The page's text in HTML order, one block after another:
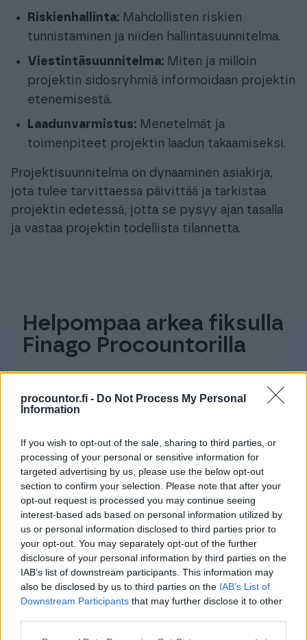
procountor.fi - Do Not Process My Personal
Information
If you wish to opt-out of the sale, sharing to third parties, or
processing of your personal or sensitive information for
targeted advertising by us, please use the below opt-out
section to confirm your selection. Please note that after your
opt-out request is processed you may continue seeing
interest-based ads based on personal information utilized by
us or personal information disclosed to third parties prior to
your opt-out. You may separately opt-out of the further
disclosure of your personal information by third parties on the
IAB’s list of downstream participants. This information may
also be disclosed by us to third parties on the IAB’s List of
Downstream Participants that may further disclose it to other
Riskienhallinta: Mahdollisten riskien
tunnistaminen ja niiden hallintasuunnitelma.
Viestintäsuunnitelma: Miten ja milloin
projektin sidosryhmiä informoidaan projektin
etenemisestä.
Laadunvarmistus: Menetelmät ja
toimenpiteet projektin laadun takaamiseksi.
Projektisuunnitelma on dynaaminen asiakirja,
jota tulee tarvittaessa päivittää ja tarkistaa
projektin edetessä, jotta se pysyy ajan tasalla
ja vastaa projektin todellista tilannetta.
Helpompaa arkea fiksulla
Finago Procountorilla
Vaivatonta yhteistyötä eri osapuolten
Sopii yritysmuodosta ja -koosta
riippumatta
Tutustu Finago Procountoriin
Yrittäjän taloushallinnon ja
kirjanpidon ohjelmisto